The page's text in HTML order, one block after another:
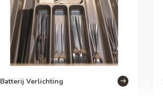
Batterij Verlichting